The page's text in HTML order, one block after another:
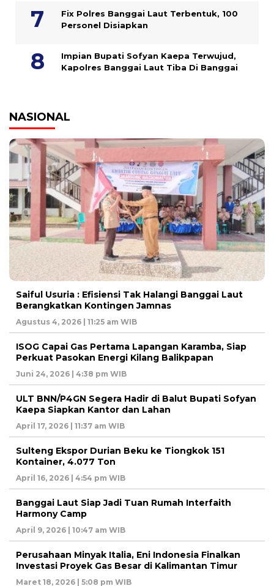
Fix Polres Banggai Laut Terbentuk, 100
Personel Disiapkan
Impian Bupati Sofyan Kaepa Terwujud,
Kapolres Banggai Laut Tiba Di Banggai
NASIONAL
Saiful Usuria : Efisiensi Tak Halangi Banggai Laut
Berangkatkan Kontingen Jamnas
Agustus 4, 2026 | 11:25 am WIB
ISOG Capai Gas Pertama Lapangan Karamba, Siap
Perkuat Pasokan Energi Kilang Balikpapan
Juni 24, 2026 | 4:38 pm WIB
ULT BNN/P4GN Segera Hadir di Balut Bupati Sofyan
Kaepa Siapkan Kantor dan Lahan
April 17, 2026 | 11:37 am WIB
Sulteng Ekspor Durian Beku ke Tiongkok 151
Kontainer, 4.077 Ton
April 16, 2026 | 4:54 pm WIB
Banggai Laut Siap Jadi Tuan Rumah Interfaith
Harmony Camp
April 9, 2026 | 10:47 am WIB
Perusahaan Minyak Italia, Eni Indonesia Finalkan
Investasi Proyek Gas Besar di Kalimantan Timur
Maret 18, 2026 | 5:08 pm WIB